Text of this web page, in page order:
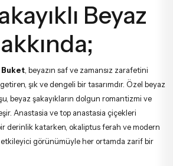
Beyaz
Buket , beyazın saf ve zamansız zarafetini
şık ve dengeli bir tasarımdır. Özel beyaz
beyaz şakayıkların dolgun romantizmi ve
Anastasia ve top anastasia çiçekleri
derinlik katarken, okaliptus ferah ve modern
etkileyici görünümüyle her ortamda zarif bir